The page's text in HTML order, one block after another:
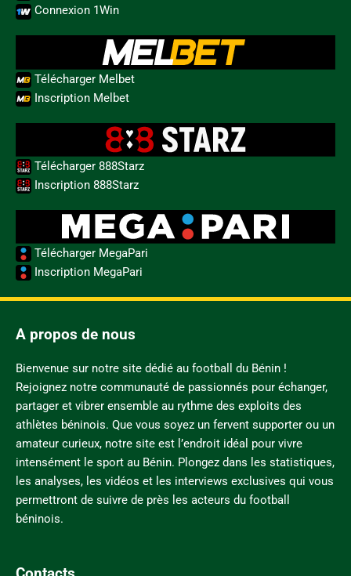
Connexion 1Win
Télécharger Melbet
Inscription Melbet
Télécharger 888Starz
Inscription 888Starz
Télécharger MegaPari
Inscription MegaPari
A propos de nous
Bienvenue sur notre site dédié au football du Bénin !
Rejoignez notre communauté de passionnés pour échanger,
partager et vibrer ensemble au rythme des exploits des
athlètes béninois. Que vous soyez un fervent supporter ou un
amateur curieux, notre site est l’endroit idéal pour vivre
intensément le sport au Bénin. Plongez dans les statistiques,
les analyses, les vidéos et les interviews exclusives qui vous
permettront de suivre de près les acteurs du football
béninois.